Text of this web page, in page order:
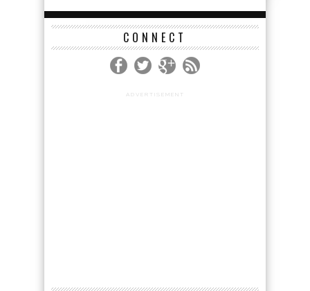
CONNECT
ADVERTISEMENT